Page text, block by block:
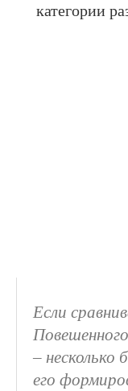
категории
Если
– несколько
его